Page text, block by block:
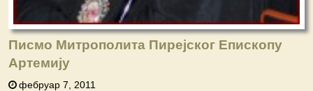
Писмо Митрополита Пирејског Епископу
Артемију
фебруар 7, 2011